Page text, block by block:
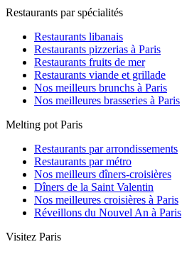
Restaurants par spécialités
Restaurants libanais
Restaurants pizzerias à Paris
Restaurants fruits de mer
Restaurants viande et grillade
Nos meilleurs brunchs à Paris
Nos meilleures brasseries à Paris
Melting pot Paris
Restaurants par arrondissements
Restaurants par métro
Nos meilleurs dîners-croisières
Dîners de la Saint Valentin
Nos meilleures croisières à Paris
Réveillons du Nouvel An à Paris
Visitez Paris